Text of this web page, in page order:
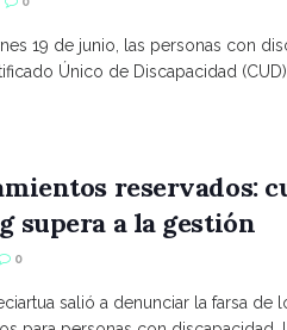
19 de junio, las personas con
Único de Discapacidad
reservados:
supera a la gestión
0
salió a denunciar la farsa de